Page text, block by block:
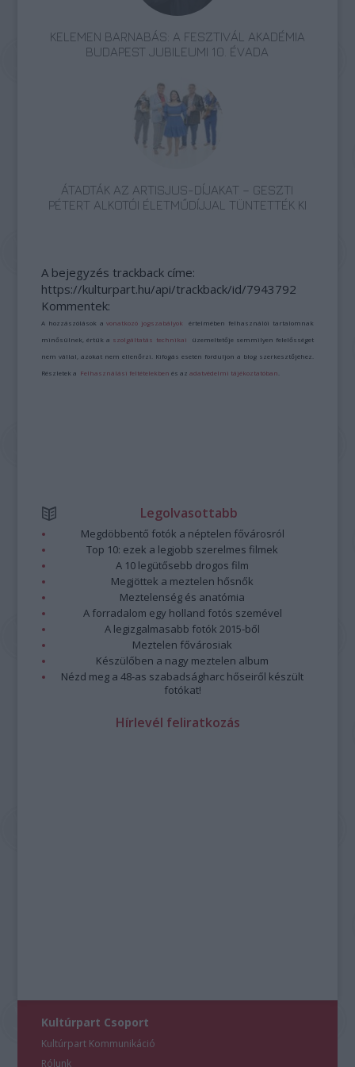
KELEMEN BARNABÁS: A FESZTIVÁL AKADÉMIA
BUDAPEST JUBILEUMI 10. ÉVADA
ÁTADTÁK AZ ARTISJUS-DÍJAKAT – GESZTI
PÉTERT ALKOTÓI ÉLETMŰDÍJJAL TÜNTETTÉK KI
A bejegyzés trackback címe:
https://kulturpart.hu/api/trackback/id/7943792
Kommentek:
A hozzászólások avonatkozó jogszabályok értelmében felhasználói tartalomnak
minősülnek, értük a szolgáltatás technikai üzemeltetője semmilyen felelősséget
nem vállal, azokat nem ellenőrzi. Kifogás esetén forduljon a blog szerkesztőjéhez.
Részletek a Felhasználási feltételekben és azadatvédelmi tájékoztatóban
Legolvasottabb
Megdöbbentő fotók a néptelen fővárosról
Top 10: ezek a legjobb szerelmes filmek
A 10 legütősebb drogos film
Megjöttek a meztelen hősnők
Meztelenség és anatómia
A forradalom egy holland fotós szemével
A legizgalmasabb fotók 2015-ből
Meztelen fővárosiak
Készülőben a nagy meztelen album
Nézd meg a 48-as szabadságharc hőseiről készült
fotókat!
Hírlevél feliratkozás
Kultúrpart Csoport
Kultúrpart Kommunikáció
Rólunk